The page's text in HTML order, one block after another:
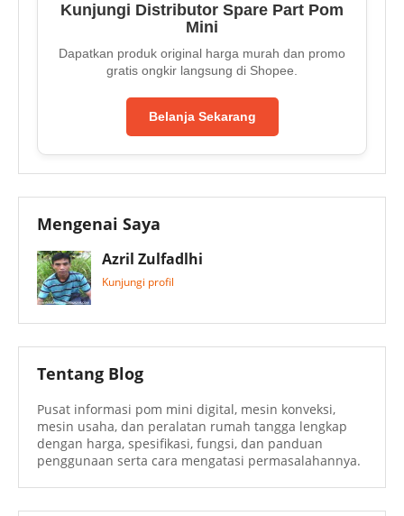
Kunjungi Distributor Spare Part Pom
Mini
Dapatkan produk original harga murah dan promo
gratis ongkir langsung di Shopee.
Belanja Sekarang
Mengenai Saya
Azril Zulfadlhi
Kunjungi profil
Tentang Blog
Pusat informasi pom mini digital, mesin konveksi,
mesin usaha, dan peralatan rumah tangga lengkap
dengan harga, spesifikasi, fungsi, dan panduan
penggunaan serta cara mengatasi permasalahannya.